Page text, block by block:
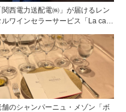
関西電力送配電㈱」が届けるレン
ルワインセラーサービス「La cave
フソムリエの塚元 晃氏が初訪問！
舗のシャンパーニュ・メゾン「ボ